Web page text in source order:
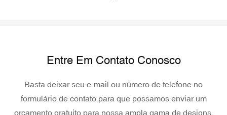
Entre Em Contato Conosco
Basta deixar seu e-mail ou número de telefone no
formulário de contato para que possamos enviar um
orçamento gratuito para nossa ampla gama de designs.